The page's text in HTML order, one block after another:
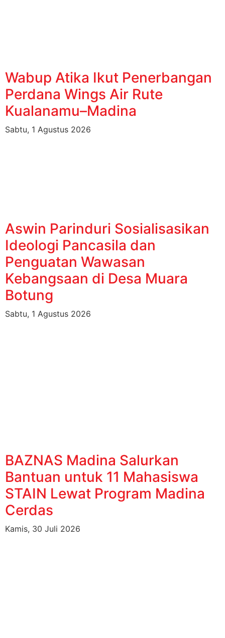
Wabup Atika Ikut Penerbangan
Perdana Wings Air Rute
Kualanamu–Madina
Sabtu, 1 Agustus 2026
Aswin Parinduri Sosialisasikan
Ideologi Pancasila dan
Penguatan Wawasan
Kebangsaan di Desa Muara
Botung
Sabtu, 1 Agustus 2026
BAZNAS Madina Salurkan
Bantuan untuk 11 Mahasiswa
STAIN Lewat Program Madina
Cerdas
Kamis, 30 Juli 2026